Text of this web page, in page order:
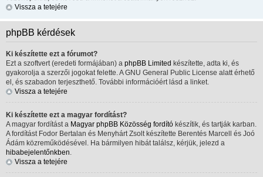
Vissza a tetejére
phpBB kérdések
Ki készítette ezt a fórumot?
Ezt a szoftvert (eredeti formájában) a phpBB Limited készítette, adta ki, és
gyakorolja a szerzői jogokat felette. A GNU General Public License alatt érhető
el, és szabadon terjeszthető. További információért lásd a linket.
Vissza a tetejére
Ki készítette ezt a magyar fordítást?
A magyar fordítást a Magyar phpBB Közösség fordító készítik, és tartják karban.
A fordítást Fodor Bertalan és Menyhárt Zsolt készítette Berentés Marcell és Joó
Ádám közreműködésével. Ha bármilyen hibát találsz, kérjük, jelezd a
hibabejelentőnkben.
Vissza a tetejére